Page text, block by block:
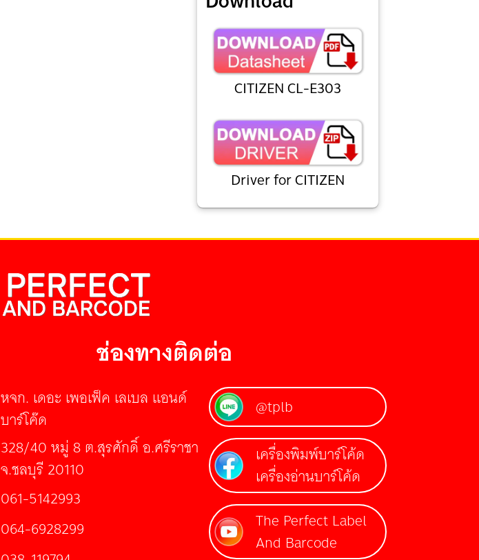
CITIZEN CL-E303
Driver for CITIZEN
ช่องทางติดต่อ
หจก. เดอะ เพอเฟ็ค เลเบล แอนด์
บาร์โค๊ด
328/40 หมู่ 8 ต.สุรศักดิ์ อ.ศรีราชา
จ.ชลบุรี 20110
061-5142993
064-6928299
@tplb
เครื่องพิมพ์บาร์โค้ด
เครื่องอ่านบาร์โค้ด
The Perfect Label
And Barcode